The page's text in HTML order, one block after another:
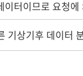
터이므로 요청
기상기후 데이터